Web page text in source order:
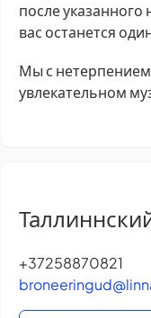
после
вас останется
Мы с
увлекательном
+37258870821